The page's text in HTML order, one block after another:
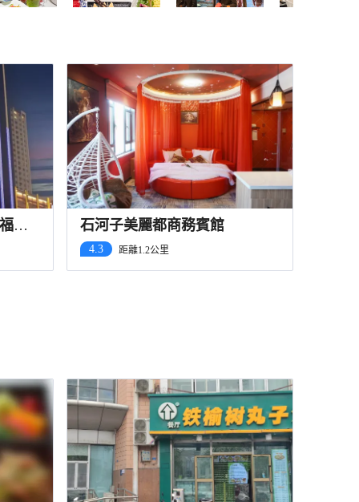
路 石河子美麗都商務賓館
4.3 距離1.2公里